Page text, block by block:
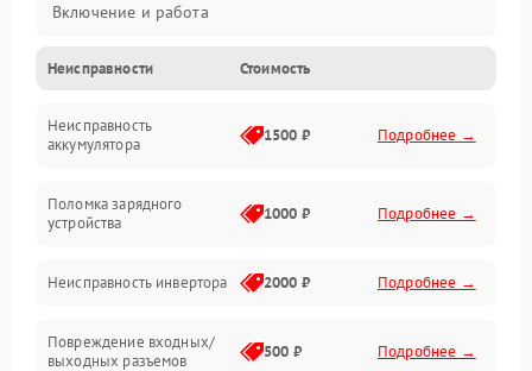
Включение и работа
Работа с нагрузкой
Звук и индикация
Неисправности Стоимость
Неисправность
аккумулятора
1500 ₽ Подробнее →
Поломка зарядного
устройства
1000 ₽ Подробнее →
Неисправность инвертора 2000 ₽ Подробнее →
Повреждение входных/
выходных разъемов
500 ₽ Подробнее →